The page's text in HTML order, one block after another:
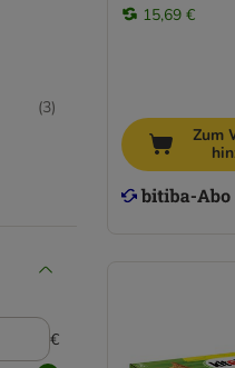
(3)
(4
€
15,69 €
Zum